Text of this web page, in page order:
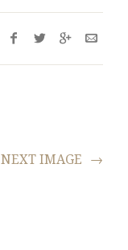
NEXT IMAGE →